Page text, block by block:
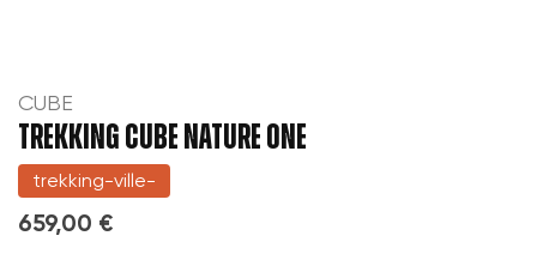
CUBE
TREKKING CUBE NATURE ONE
trekking-ville-
659,00 €